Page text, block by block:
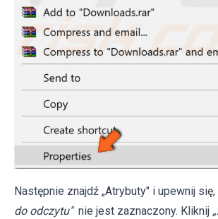
Następnie znajdź „Atrybuty" i upewnij
do odczytu" nie jest zaznaczony. Kliknij